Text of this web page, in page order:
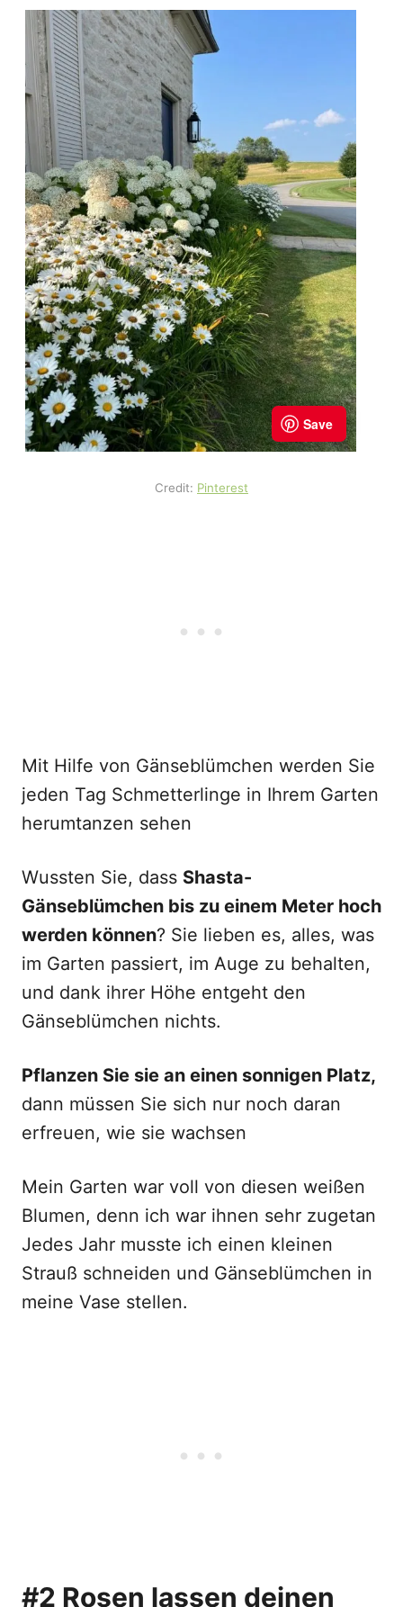
Credit: Pinterest
Mit Hilfe von Gänseblümchen werden Sie
jeden Tag Schmetterlinge in Ihrem Garten
herumtanzen sehen
Wussten Sie, dass Shasta-
Gänseblümchen bis zu einem Meter hoch
werden können? Sie lieben es, alles, was
im Garten passiert, im Auge zu behalten,
und dank ihrer Höhe entgeht den
Gänseblümchen nichts.
Pflanzen Sie sie an einen sonnigen Platz,
dann müssen Sie sich nur noch daran
erfreuen, wie sie wachsen
Mein Garten war voll von diesen weißen
Blumen, denn ich war ihnen sehr zugetan
Jedes Jahr musste ich einen kleinen
Strauß schneiden und Gänseblümchen in
meine Vase stellen.
#2 Rosen lassen deinen